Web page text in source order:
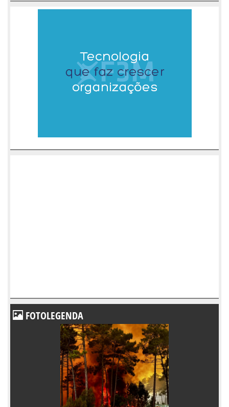
FOTOLEGENDA